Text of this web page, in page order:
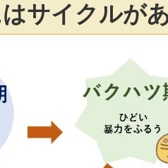
サイクルが